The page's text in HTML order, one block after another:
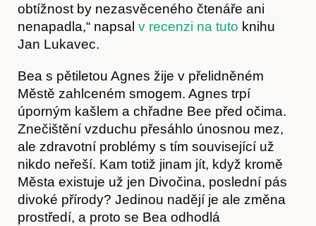
obtížnost by nezasvěceného čtenáře ani
nenapadla,“ napsal v recenzi na tuto knihu
Jan Lukavec.
Bea s pětiletou Agnes žije v přelidněném
Městě zahlceném smogem. Agnes trpí
úporným kašlem a chřadne Bee před očima.
Znečištění vzduchu přesáhlo únosnou mez,
ale zdravotní problémy s tím související už
nikdo neřeší. Kam totiž jinam jít, když kromě
Města existuje už jen Divočina, poslední pás
divoké přírody? Jedinou nadějí je ale změna
prostředí, a proto se Bea odhodlá